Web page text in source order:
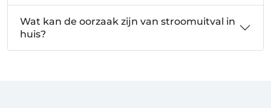
Wat kan de oorzaak zijn van stroomuitval in
huis?